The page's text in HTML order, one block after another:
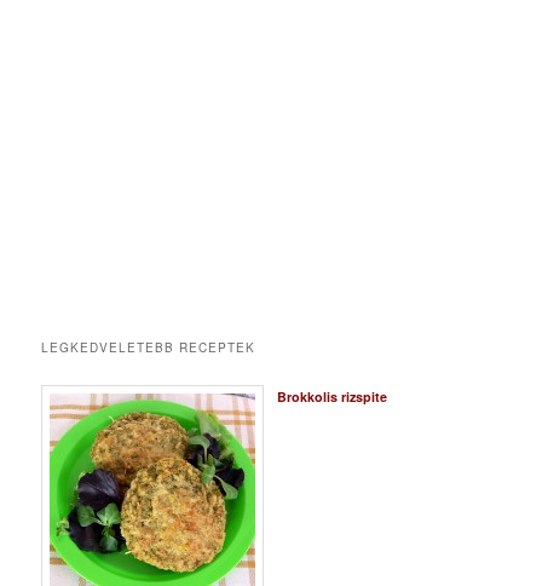
LEGKEDVELETEBB RECEPTEK
Brokkolis rizspite